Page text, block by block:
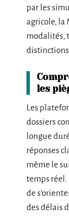
par les
agricole, la
modalités,
distinctions
les
Les
dossiers
longue
réponses
même le
temps
de
des délais